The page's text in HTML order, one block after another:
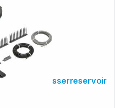
Gardena Urlaubsbewässerung- Set + Wasserreservoir